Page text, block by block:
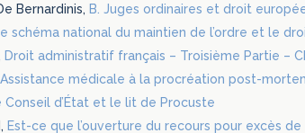
Bernardinis,B. Juges ordinaires et droit
schéma national du maintien de l’ordre et le
Droit administratif français – Troisième Partie –
Assistance médicale à la procréation post-
Conseil d’État et le lit de Procuste
Est-ce que l’ouverture du recours pour excès